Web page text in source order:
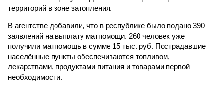
территорий в зоне затопления.
В агентстве добавили, что в республике было подано 390
заявлений на выплату матпомощи. 260 человек уже
получили матпомощь в сумме 15 тыс. руб. Пострадавшие
населённые пункты обеспечиваются топливом,
лекарствами, продуктами питания и товарами первой
необходимости.